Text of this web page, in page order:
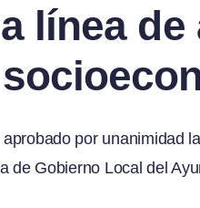
línea
por unanimidad
de Gobierno Local del